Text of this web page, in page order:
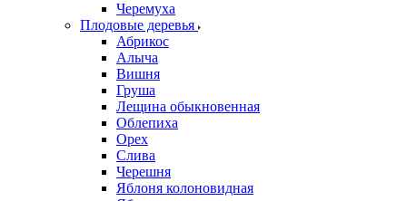
Черемуха
Плодовые деревья
Абрикос
Алыча
Вишня
Груша
Лещина обыкновенная
Облепиха
Орех
Слива
Черешня
Яблоня колоновидная